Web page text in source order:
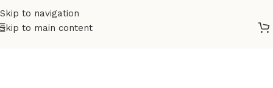
Skip to navigation
Skip to main content